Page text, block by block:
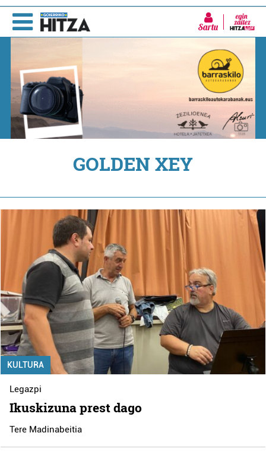
Sartu
GOLDEN XEY
KULTURA
Legazpi
Ikuskizuna prest dago
Tere Madinabeitia